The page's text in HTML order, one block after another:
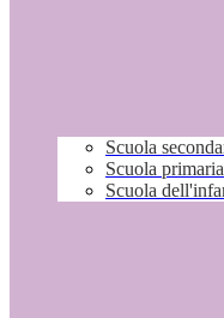
Scuola
Scuola primaria
Scuola